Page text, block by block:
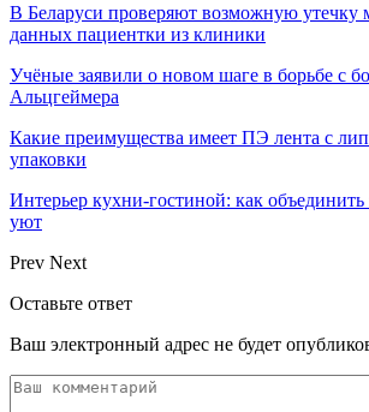
В Беларуси проверяют возможную утечку
данных пациентки из клиники
Учёные заявили о новом шаге в борьбе с
Альцгеймера
Какие преимущества имеет ПЭ лента с
упаковки
Интерьер кухни-гостиной: как
уют
Prev Next
Оставьте ответ
Ваш электронный адрес не будет